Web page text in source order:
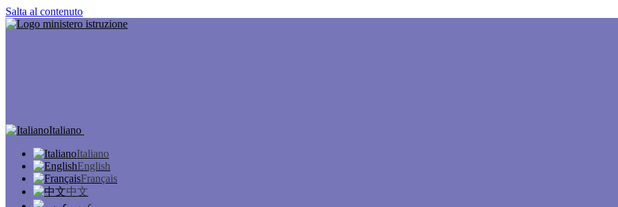
Salta al contenuto
Italiano
Italiano
English
Français
中文